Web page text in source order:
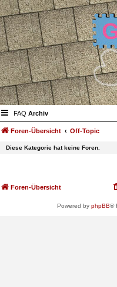
FAQ Archiv
Foren-Übersicht Off-Topic
Diese Kategorie hat keine Foren.
Foren-Übersicht
Powered by phpBB®